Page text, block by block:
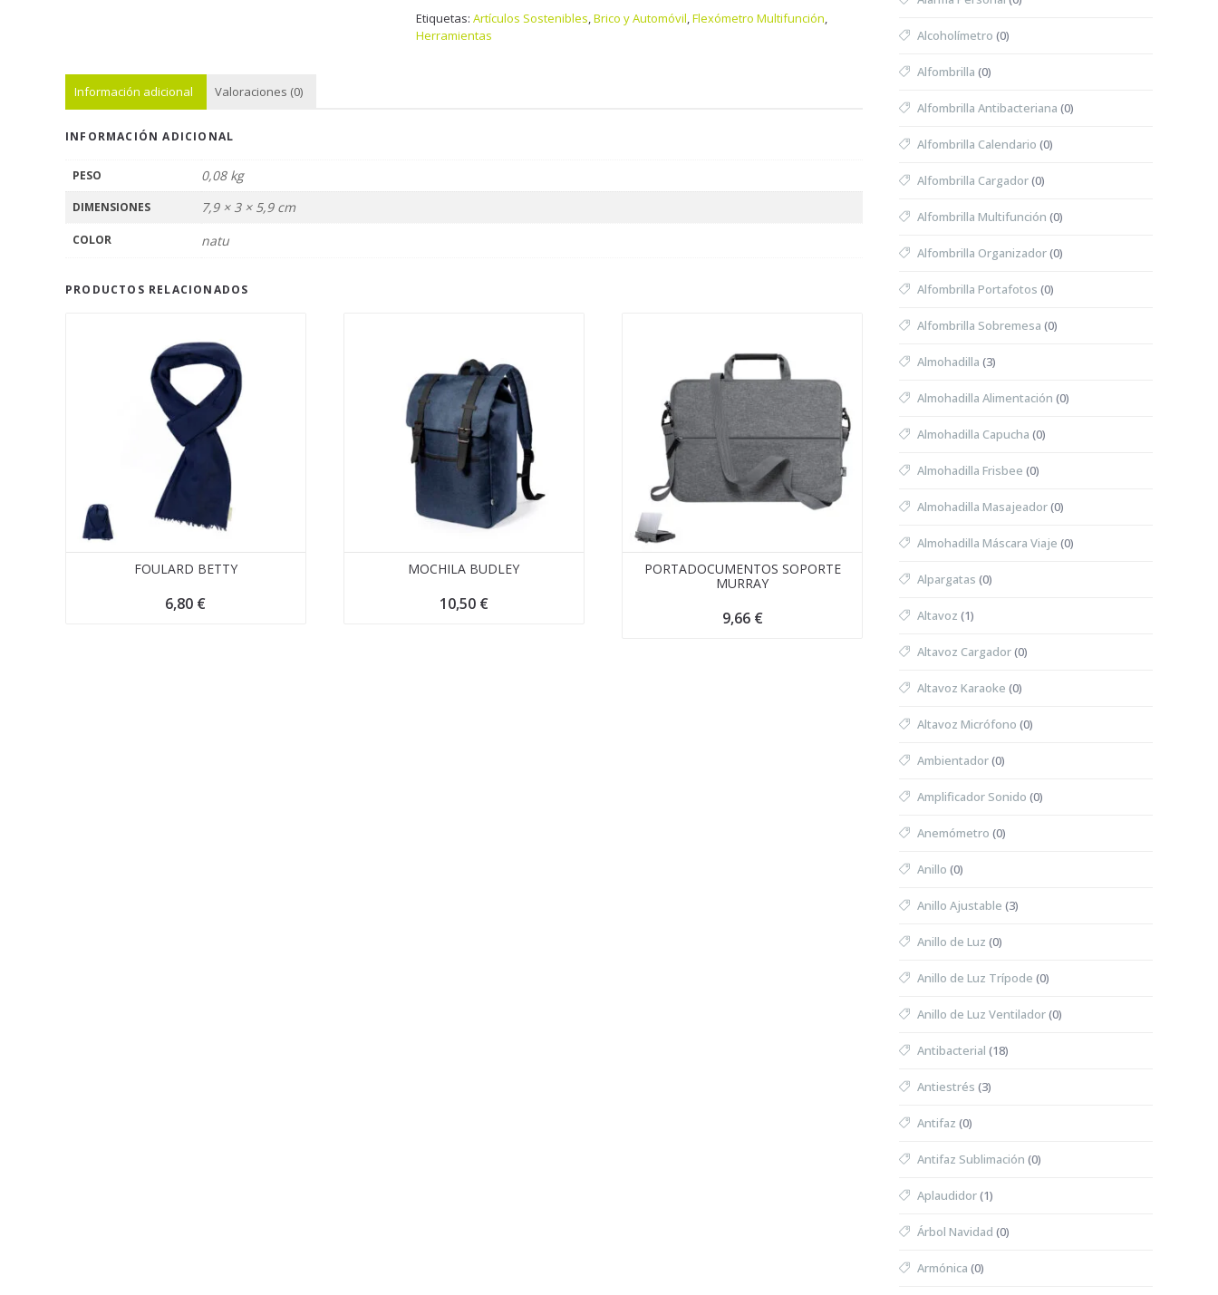
Etiquetas:Artículos Sostenibles,Brico y Automóvil,Flexómetro Multifunción,
Herramientas
Información adicional Valoraciones (0)
INFORMACIÓN ADICIONAL
PESO 0,08 kg
DIMENSIONES 7,9 × 3 × 5,9 cm
COLOR natu
PRODUCTOS RELACIONADOS
FOULARD BETTY
6,80 €
MOCHILA BUDLEY
10,50 €
PORTADOCUMENTOS SOPORTE
MURRAY
9,66 €
Alcoholímetro (0)
Alfombrilla (0)
Alfombrilla Antibacteriana (0)
Alfombrilla Calendario (0)
Alfombrilla Cargador(0)
Alfombrilla Multifunción (0)
Alfombrilla Organizador(0)
Alfombrilla Portafotos (0)
Alfombrilla Sobremesa (0)
Almohadilla (3)
Almohadilla Alimentación (0)
Almohadilla Capucha (0)
Almohadilla Frisbee (0)
Almohadilla Masajeador(0)
Almohadilla Máscara Viaje (0)
Alpargatas (0)
Altavoz (1)
Altavoz Cargador(0)
Altavoz Karaoke (0)
Altavoz Micrófono (0)
Ambientador(0)
Amplificador Sonido (0)
Anemómetro (0)
Anillo (0)
Anillo Ajustable (3)
Anillo de Luz (0)
Anillo de Luz Trípode (0)
Anillo de Luz Ventilador(0)
Antibacterial (18)
Antiestrés (3)
Antifaz (0)
Antifaz Sublimación (0)
Aplaudidor(1)
Árbol Navidad (0)
Armónica (0)